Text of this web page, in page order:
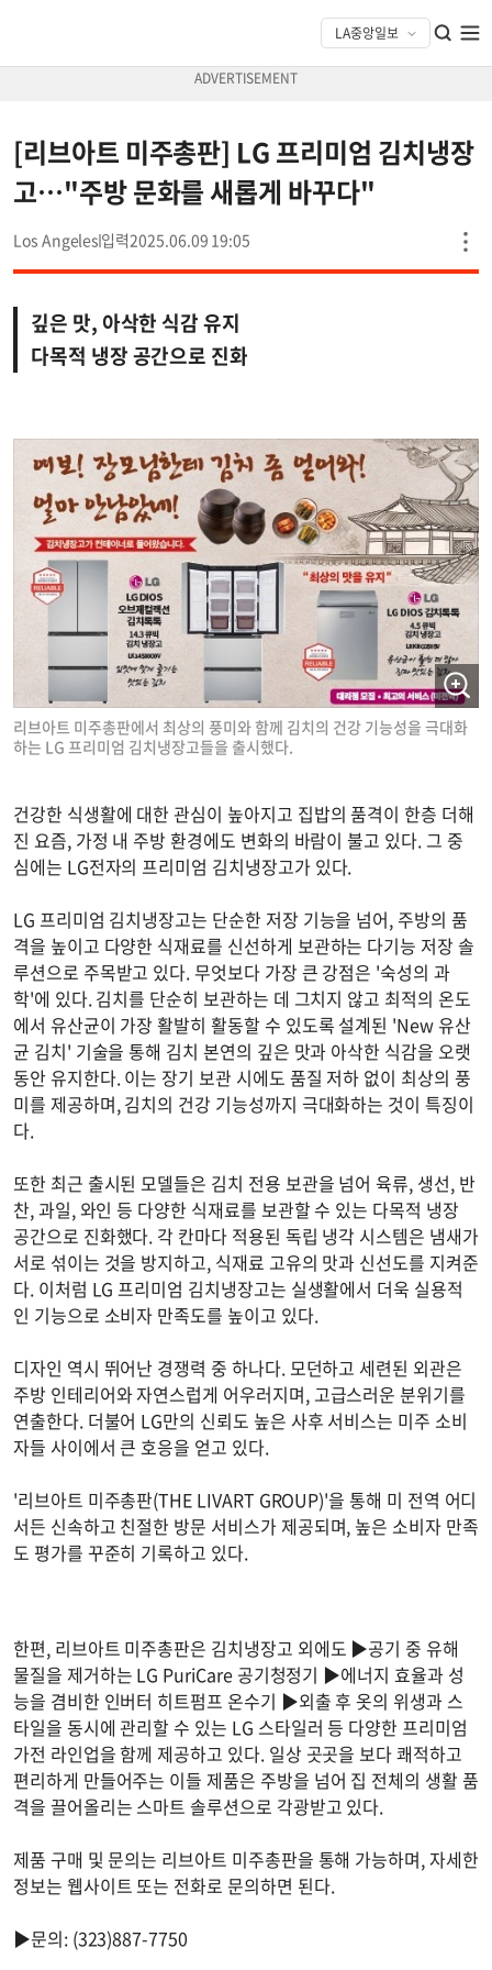
[리브아트 미주총판] LG 프리미엄 김치냉장
고…"주방 문화를 새롭게 바꾸다"
Los Angeles 2025.06.09 19:05
깊은 맛, 아삭한 식감 유지
다목적 냉장 공간으로 진화
리브아트 미주총판에서 최상의 풍미와 함께 김치의 건강 기능성을 극대화
하는 LG 프리미엄 김치냉장고들을 출시했다.
건강한 식생활에 대한 관심이 높아지고 집밥의 품격이 한층 더해
진 요즘, 가정 내 주방 환경에도 변화의 바람이 불고 있다. 그 중
심에는 LG전자의 프리미엄 김치냉장고가 있다.
LG 프리미엄 김치냉장고는 단순한 저장 기능을 넘어, 주방의 품
격을 높이고 다양한 식재료를 신선하게 보관하는 다기능 저장 솔
루션으로 주목받고 있다. 무엇보다 가장 큰 강점은 '숙성의 과
학'에 있다. 김치를 단순히 보관하는 데 그치지 않고 최적의 온도
에서 유산균이 가장 활발히 활동할 수 있도록 설계된 'New 유산
균 김치' 기술을 통해 김치 본연의 깊은 맛과 아삭한 식감을 오랫
동안 유지한다. 이는 장기 보관 시에도 품질 저하 없이 최상의 풍
미를 제공하며, 김치의 건강 기능성까지 극대화하는 것이 특징이
다.
또한 최근 출시된 모델들은 김치 전용 보관을 넘어 육류, 생선, 반
찬, 과일, 와인 등 다양한 식재료를 보관할 수 있는 다목적 냉장
공간으로 진화했다. 각 칸마다 적용된 독립 냉각 시스템은 냄새가
서로 섞이는 것을 방지하고, 식재료 고유의 맛과 신선도를 지켜준
다. 이처럼 LG 프리미엄 김치냉장고는 실생활에서 더욱 실용적
인 기능으로 소비자 만족도를 높이고 있다.
디자인 역시 뛰어난 경쟁력 중 하나다. 모던하고 세련된 외관은
주방 인테리어와 자연스럽게 어우러지며, 고급스러운 분위기를
연출한다. 더불어 LG만의 신뢰도 높은 사후 서비스는 미주 소비
자들 사이에서 큰 호응을 얻고 있다.
'리브아트 미주총판(THE LIVART GROUP)'을 통해 미 전역 어디
서든 신속하고 친절한 방문 서비스가 제공되며, 높은 소비자 만족
도 평가를 꾸준히 기록하고 있다.
한편, 리브아트 미주총판은 김치냉장고 외에도 ▶공기 중 유해
물질을 제거하는 LG PuriCare 공기청정기 ▶에너지 효율과 성
능을 겸비한 인버터 히트펌프 온수기 ▶외출 후 옷의 위생과 스
타일을 동시에 관리할 수 있는 LG 스타일러 등 다양한 프리미엄
가전 라인업을 함께 제공하고 있다. 일상 곳곳을 보다 쾌적하고
편리하게 만들어주는 이들 제품은 주방을 넘어 집 전체의 생활 품
격을 끌어올리는 스마트 솔루션으로 각광받고 있다.
제품 구매 및 문의는 리브아트 미주총판을 통해 가능하며, 자세한
정보는 웹사이트 또는 전화로 문의하면 된다.
▶문의: (323)887-7750